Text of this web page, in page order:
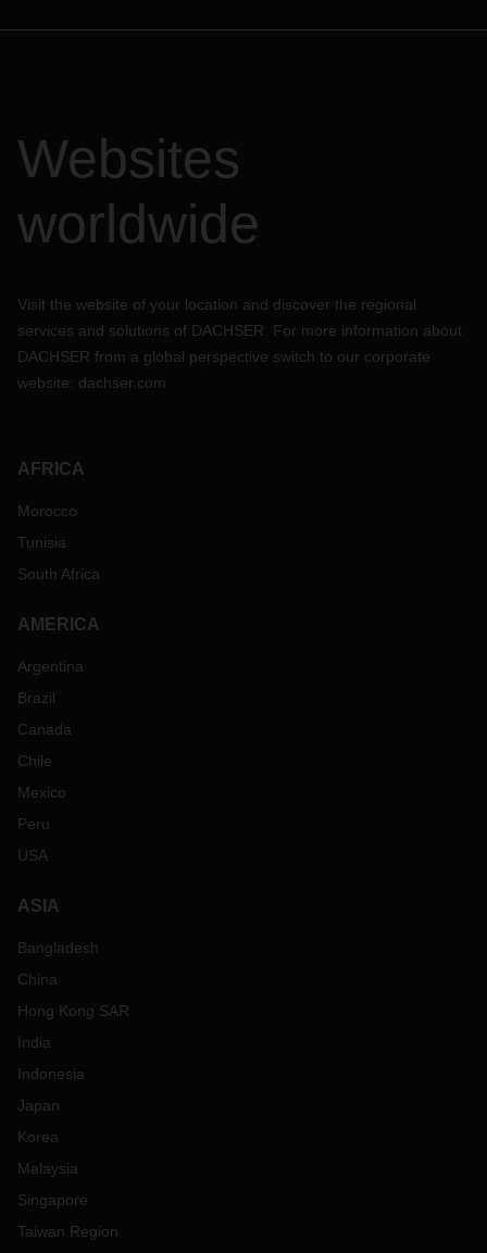
Websites
worldwide
Visit the website of your location and discover the regional
services and solutions of DACHSER. For more information about
DACHSER from a global perspective switch to our corporate
website: dachser.com
AFRICA
Morocco
Tunisia
South Africa
AMERICA
Argentina
Brazil
Canada
Chile
Mexico
Peru
USA
ASIA
Bangladesh
China
Hong Kong SAR
India
Indonesia
Japan
Korea
Malaysia
Singapore
Taiwan Region